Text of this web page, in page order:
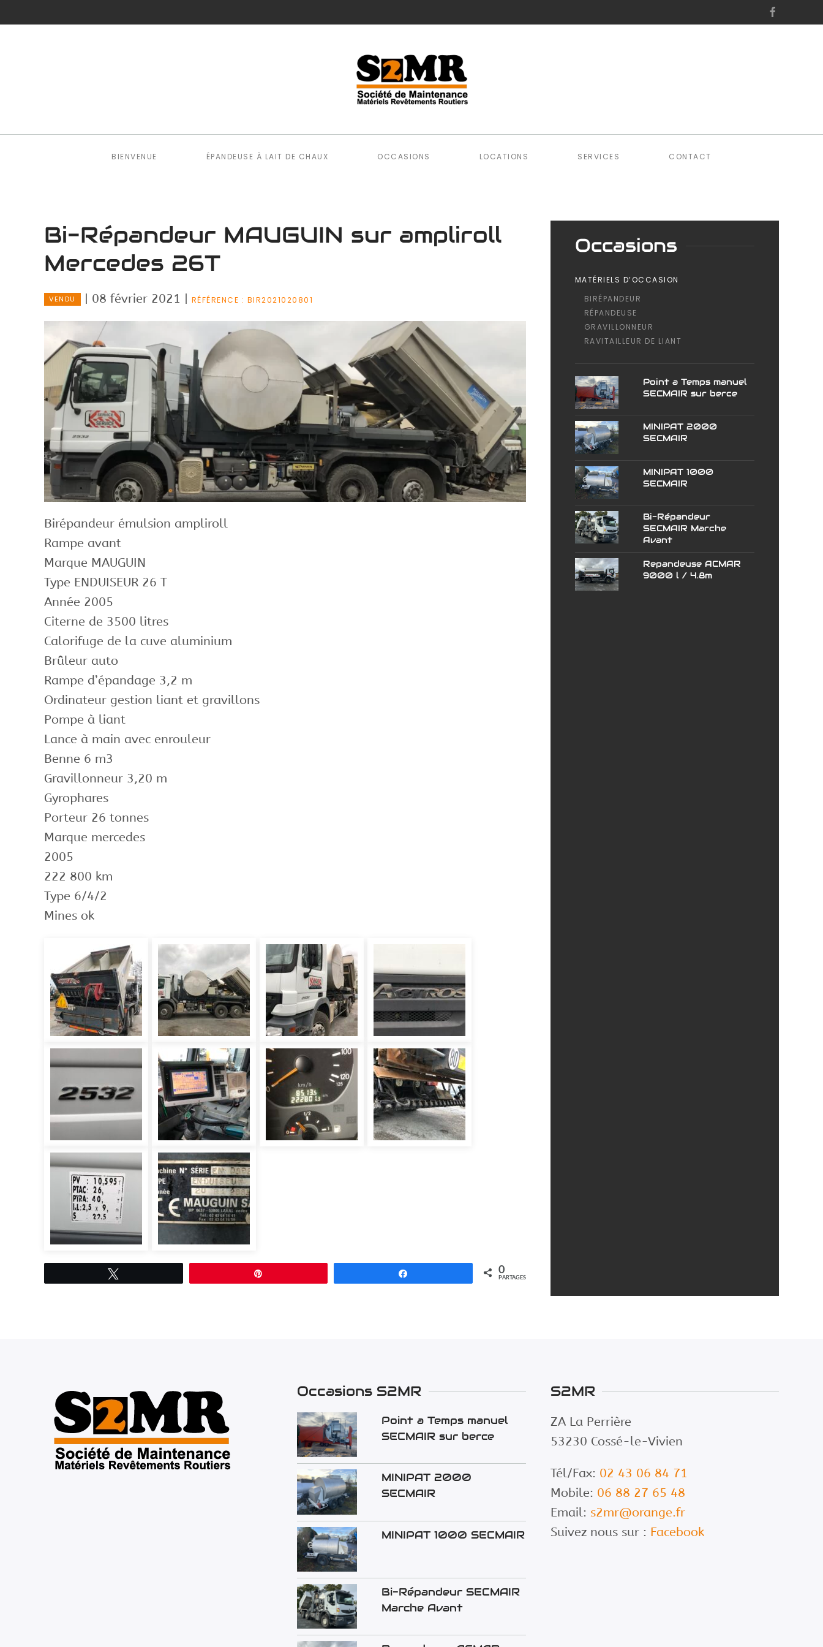
BIENVENUE ÉPANDEUSE À LAIT DE CHAUX OCCASIONS LOCATIONS SERVICES CONTACT
Bi-Répandeur MAUGUIN sur ampliroll
Mercedes 26T
VENDU | 08 février 2021 | RÉFÉRENCE : BIR2021020801
Birépandeur émulsion ampliroll
Rampe avant
Marque MAUGUIN
Type ENDUISEUR 26 T
Année 2005
Citerne de 3500 litres
Calorifuge de la cuve aluminium
Brûleur auto
Rampe d’épandage 3,2 m
Ordinateur gestion liant et gravillons
Pompe à liant
Lance à main avec enrouleur
Benne 6 m3
Gravillonneur 3,20 m
Gyrophares
Porteur 26 tonnes
Marque mercedes
2005
222 800 km
Type 6/4/2
Mines ok
0
PARTAGES
Occasions
MATÉRIELS D’OCCASION
BIRÉPANDEUR
RÉPANDEUSE
GRAVILLONNEUR
RAVITAILLEUR DE LIANT
Point a Temps manuel
SECMAIR sur berce
MINIPAT 2000
SECMAIR
MINIPAT 1000
SECMAIR
Bi-Répandeur
SECMAIR Marche
Avant
Repandeuse ACMAR
9000 l / 4.8m
Occasions S2MR
Point a Temps manuel
SECMAIR sur berce
MINIPAT 2000
SECMAIR
MINIPAT 1000 SECMAIR
Bi-Répandeur SECMAIR
Marche Avant
S2MR
ZA La Perrière
53230 Cossé-le-Vivien
Tél/Fax: 02 43 06 84 71
Mobile: 06 88 27 65 48
Email: s2mr@orange.fr
Suivez nous sur : Facebook